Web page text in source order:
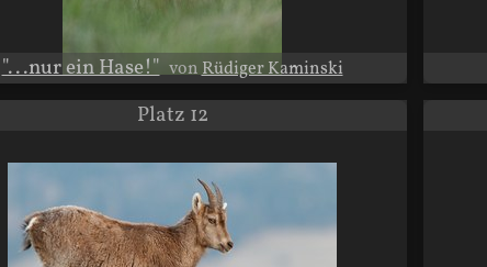
"...nur ein Hase!" vonRüdiger Kaminski
Platz 12